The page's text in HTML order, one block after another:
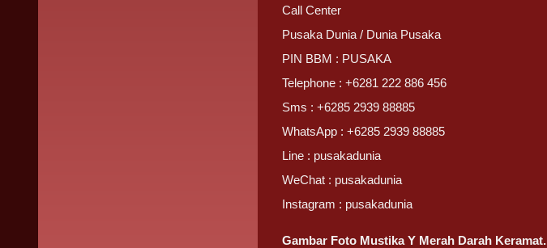
Call Center
Pusaka Dunia / Dunia Pusaka
PIN BBM : PUSAKA
Telephone : +6281 222 886 456
Sms : +6285 2939 88885
WhatsApp : +6285 2939 88885
Line : pusakadunia
WeChat : pusakadunia
Instagram : pusakadunia
Gambar Foto Mustika Y Merah Darah Keramat.